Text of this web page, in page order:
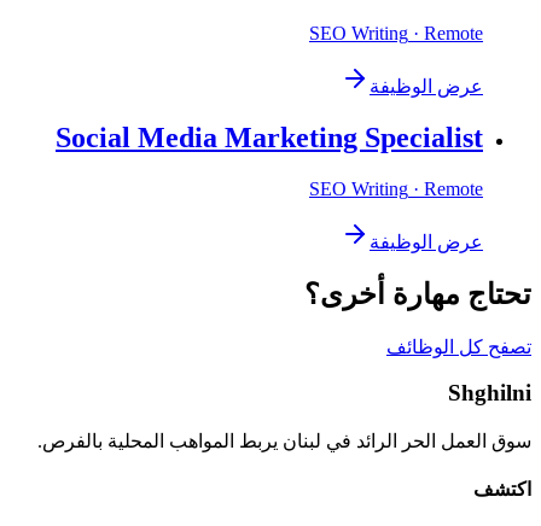
SEO Writing · Remote
عرض الوظيفة
Social Media Marketing Specialist
SEO Writing · Remote
عرض الوظيفة
تحتاج مهارة أخرى؟
تصفح كل الوظائف
Shghilni
سوق العمل الحر الرائد في لبنان يربط المواهب المحلية بالفرص.
اكتشف